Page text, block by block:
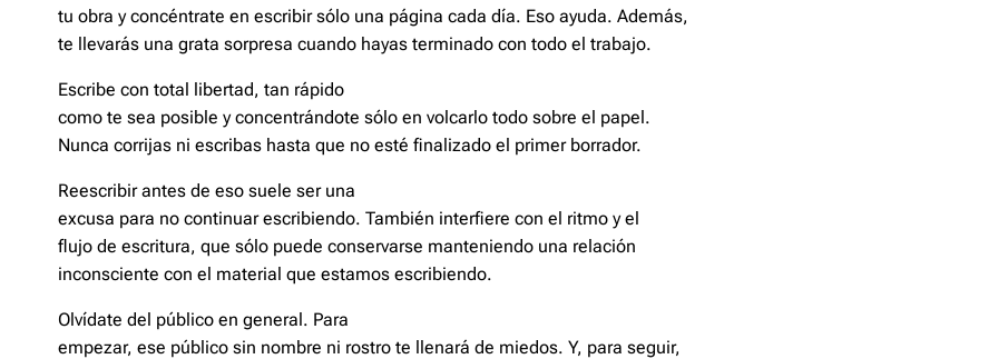
tu obra y concéntrate en escribir sólo una página cada día. Eso ayuda. Además,
te llevarás una grata sorpresa cuando hayas terminado con todo el trabajo.
Escribe con total libertad, tan rápido
como te sea posible y concentrándote sólo en volcarlo todo sobre el papel.
Nunca corrijas ni escribas hasta que no esté finalizado el primer borrador.
Reescribir antes de eso suele ser una
excusa para no continuar escribiendo. También interfiere con el ritmo y el
flujo de escritura, que sólo puede conservarse manteniendo una relación
inconsciente con el material que estamos escribiendo.
Olvídate del público en general. Para
empezar, ese público sin nombre ni rostro te llenará de miedos. Y, para seguir,